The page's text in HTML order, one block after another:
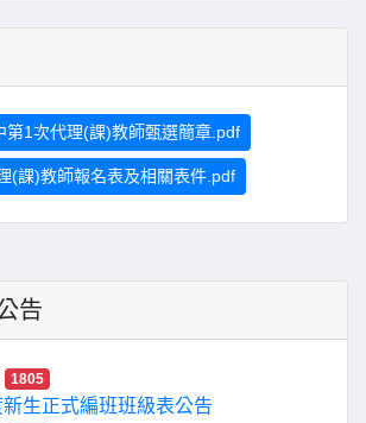
第1次代理(課)教師甄選簡章.pdf
(課)教師報名表及相關表件.pdf
告
1805
生正式編班班級表公告